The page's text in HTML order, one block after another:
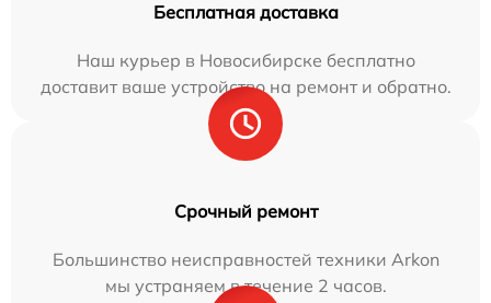
Бесплатная доставка
Наш курьер в Новосибирске бесплатно
доставит ваше устройство на ремонт и обратно.
Срочный ремонт
Большинство неисправностей техники Arkon
мы устраняем в течение 2 часов.